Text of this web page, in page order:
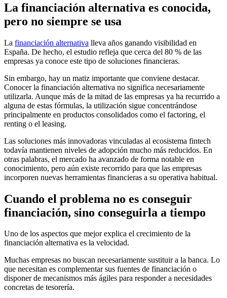
La financiación alternativa es conocida,
pero no siempre se usa
La financiación alternativa lleva años ganando visibilidad en
España. De hecho, el estudio refleja que cerca del 80 % de las
empresas ya conoce este tipo de soluciones financieras.
Sin embargo, hay un matiz importante que conviene destacar.
Conocer la financiación alternativa no significa necesariamente
utilizarla. Aunque más de la mitad de las empresas ya ha recurrido a
alguna de estas fórmulas, la utilización sigue concentrándose
principalmente en productos consolidados como el factoring, el
renting o el leasing.
Las soluciones más innovadoras vinculadas al ecosistema fintech
todavía mantienen niveles de adopción mucho más reducidos. En
otras palabras, el mercado ha avanzado de forma notable en
conocimiento, pero aún existe recorrido para que las empresas
incorporen nuevas herramientas financieras a su operativa habitual.
Cuando el problema no es conseguir
financiación, sino conseguirla a tiempo
Uno de los aspectos que mejor explica el crecimiento de la
financiación alternativa es la velocidad.
Muchas empresas no buscan necesariamente sustituir a la banca. Lo
que necesitan es complementar sus fuentes de financiación o
disponer de mecanismos más ágiles para responder a necesidades
concretas de tesorería.